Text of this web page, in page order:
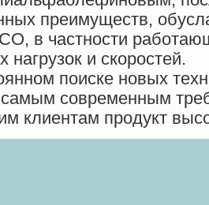
преимуществ,
в частности
нагрузок и скоростей.
поиске новых
самым современным
клиентам продукт